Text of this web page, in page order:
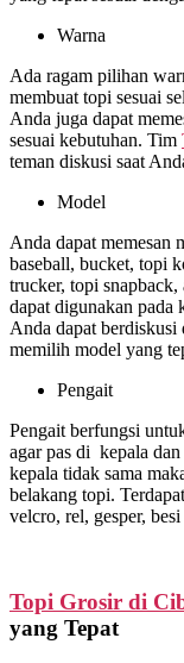
Warna
Ada ragam pilihan
membuat topi sesuai
Anda juga dapat
sesuai kebutuhan. Tim
teman diskusi saat
Model
Anda dapat memesan
baseball, bucket, topi
trucker, topi
dapat digunakan pada
Anda dapat berdiskusi
memilih model yang
Pengait
Pengait berfungsi
agar pas di kepala
kepala tidak sama
belakang topi.
velcro, rel, gesper,
Topi Grosir di
yang Tepat